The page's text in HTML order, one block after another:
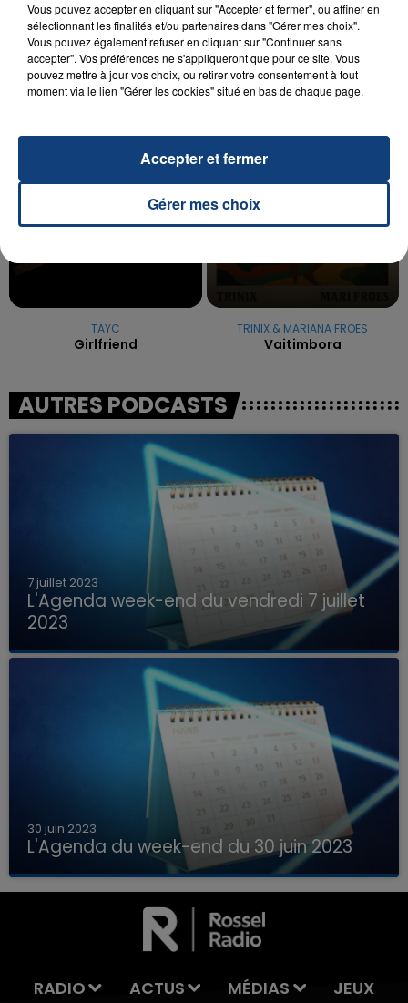
J BALVIN
Azul
JONAS BROTHERS
Sucker
TAYC
Girlfriend
TRINIX & MARIANA FROES
Vaitimbora
AUTRES PODCASTS
7 juillet 2023
L'Agenda week-end du vendredi 7 juillet
2023
Que faire ce week-end dans les hauts-de-
France, la Marne et les Ardennes ?
30 juin 2023
L'Agenda du week-end du 30 juin 2023
Que faire ce week-end dans les hauts-de-
France, la Marne et les Ardennes ?
RADIO ACTUS MÉDIAS JEUX
Vous pouvez accepter en cliquant sur "Accepter et fermer", ou affiner en
sélectionnant les finalités et/ou partenaires dans "Gérer mes choix".
Vous pouvez également refuser en cliquant sur "Continuer sans
accepter". Vos préférences ne s'appliqueront que pour ce site. Vous
pouvez mettre à jour vos choix, ou retirer votre consentement à tout
moment via le lien "Gérer les cookies" situé en bas de chaque page.
Gérer mes choix
Accepter et fermer